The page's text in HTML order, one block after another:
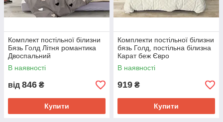
Комплект постільної білизни
Бязь Голд Літня романтика
Двоспальний
В наявності
від 846 ₴
Купити
Комплекти постільної білизни
бязь Голд, постільна білизна
Карат беж Євро
В наявності
919 ₴
Купити